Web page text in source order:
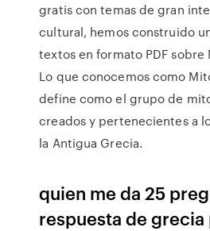
gratis con temas de gran
cultural, hemos construido
textos en formato PDF
Lo que conocemos como
define como el grupo de
creados y pertenecientes a
la Antigua Grecia.
quien me da 25
respuesta de